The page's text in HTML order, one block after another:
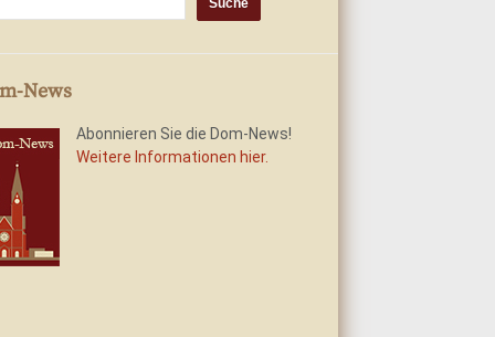
News
Abonnieren Sie die Dom-News!
Weitere Informationen hier.